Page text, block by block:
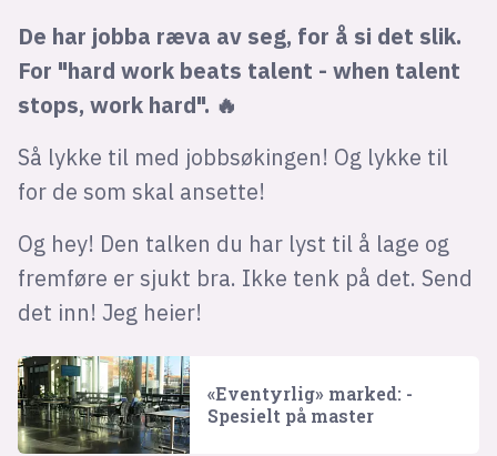
De har jobba ræva av seg, for å si det slik.
For "hard work beats talent - when talent
stops, work hard". 🔥
Så lykke til med jobbsøkingen! Og lykke til
for de som skal ansette!
Og hey! Den talken du har lyst til å lage og
fremføre er sjukt bra. Ikke tenk på det. Send
det inn! Jeg heier!
«Eventyrlig» marked: -
Spesielt på master